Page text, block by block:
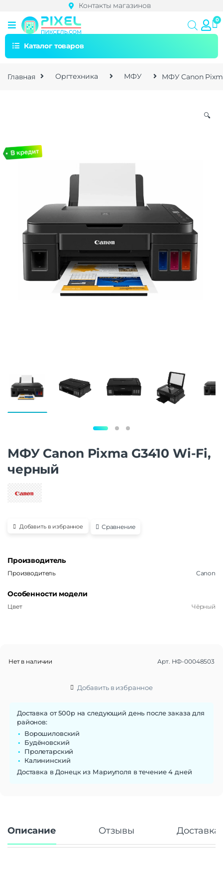
Контакты магазинов
Каталог товаров
Главная Оргтехника МФУ МФУ Canon
🔍
МФУ Canon Pixma G3410 Wi-Fi,
черный
Добавить в избранное Сравнение
Производитель
Производитель Canon
Особенности модели
Цвет Чёрный
Нет в наличии Арт. НФ-00048503
Добавить в избранное
Доставка от 500р на следующий день после заказа для
районов:
Ворошиловский
Будёновский
Пролетарский
Калининский
Доставка в Донецк из Мариуполя в течение 4 дней
Описание Отзывы Доставка